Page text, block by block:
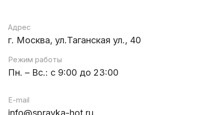
Адрес
г. Москва, ул.Таганская ул., 40
Режим работы
Пн. – Вс.: с 9:00 до 23:00
E-mail
info@spravka-hot.ru